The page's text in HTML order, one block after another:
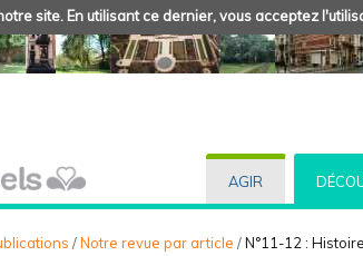
site. En utilisant ce dernier, vous acceptez
AGIR
/Notre revue par article /N°11-12 :